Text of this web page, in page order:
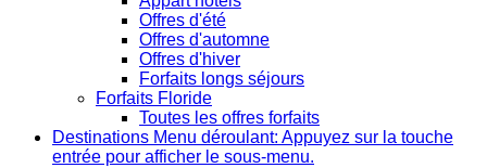
Offres d'été
Offres d'automne
Offres d'hiver
Forfaits longs séjours
Forfaits Floride
Toutes les offres forfaits
Destinations Menu déroulant: Appuyez sur la touche
entrée pour afficher le sous-menu.